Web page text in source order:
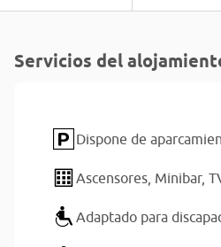
Servicios del
Dispone de
Ascensores, Minibar,
Adaptado para